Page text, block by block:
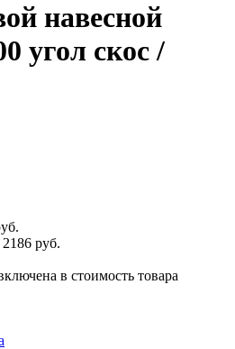
навесной
угол скос /
руб.
в стоимость товара